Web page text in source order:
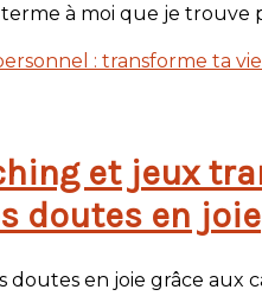
à moi que je trouve
: transforme ta
et jeux
doutes en joie
en joie grâce aux